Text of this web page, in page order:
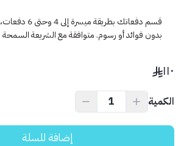
مشاريع البناء الحديثة
💡 نصيحة احترافية:
استخدام مواد كاشطة.
قسم دفعاتك بطريقة ميسرة إلى 4 وحتى 6 دفعات،
بدون فوائد أو رسوم. متوافقة مع الشريعة السمحة
١١٠
الكمية
إضافة للسلة